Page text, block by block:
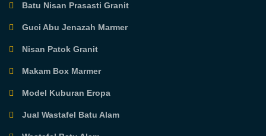
Batu Nisan Prasasti Granit
Guci Abu Jenazah Marmer
Nisan Patok Granit
Makam Box Marmer
Model Kuburan Eropa
Jual Wastafel Batu Alam